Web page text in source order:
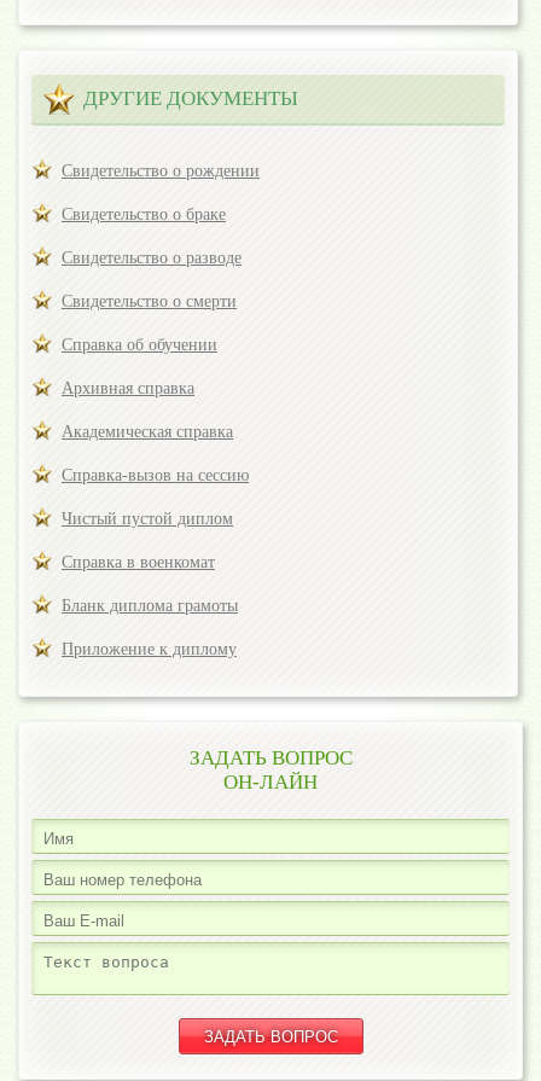
ДРУГИЕ ДОКУМЕНТЫ
Свидетельство о рождении
Свидетельство о браке
Свидетельство о разводе
Свидетельство о смерти
Справка об обучении
Архивная справка
Академическая справка
Справка-вызов на сессию
Чистый пустой диплом
Справка в военкомат
Бланк диплома грамоты
Приложение к диплому
ЗАДАТЬ ВОПРОС
ОН-ЛАЙН